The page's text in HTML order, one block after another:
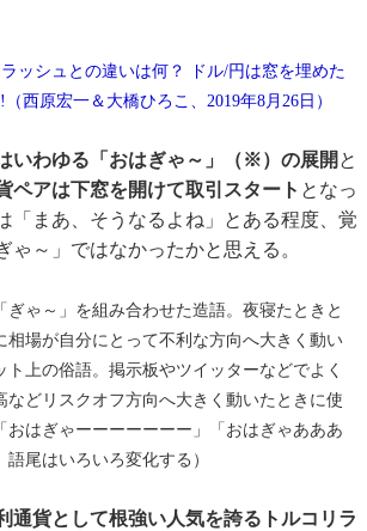
ッシュとの違いは何？ ドル/円は窓を埋めた
西原宏一＆大橋ひろこ、2019年8月26日）
いわゆる「おはぎゃ～」（※）の展開 と
ペアは下窓を開けて取引スタート となっ
「まあ、そうなるよね」とある程度、覚
ゃ～」ではなかったかと思える。
ぎゃ～」を組み合わせた造語。夜寝たときと
相場が自分にとって不利な方向へ大きく動い
ト上の俗語。掲示板やツイッターなどでよく
などリスクオフ方向へ大きく動いたときに使
おはぎゃーーーーーーー」「おはぎゃあああ
尾はいろいろ変化する）
通貨として根強い人気を誇るトルコリラ